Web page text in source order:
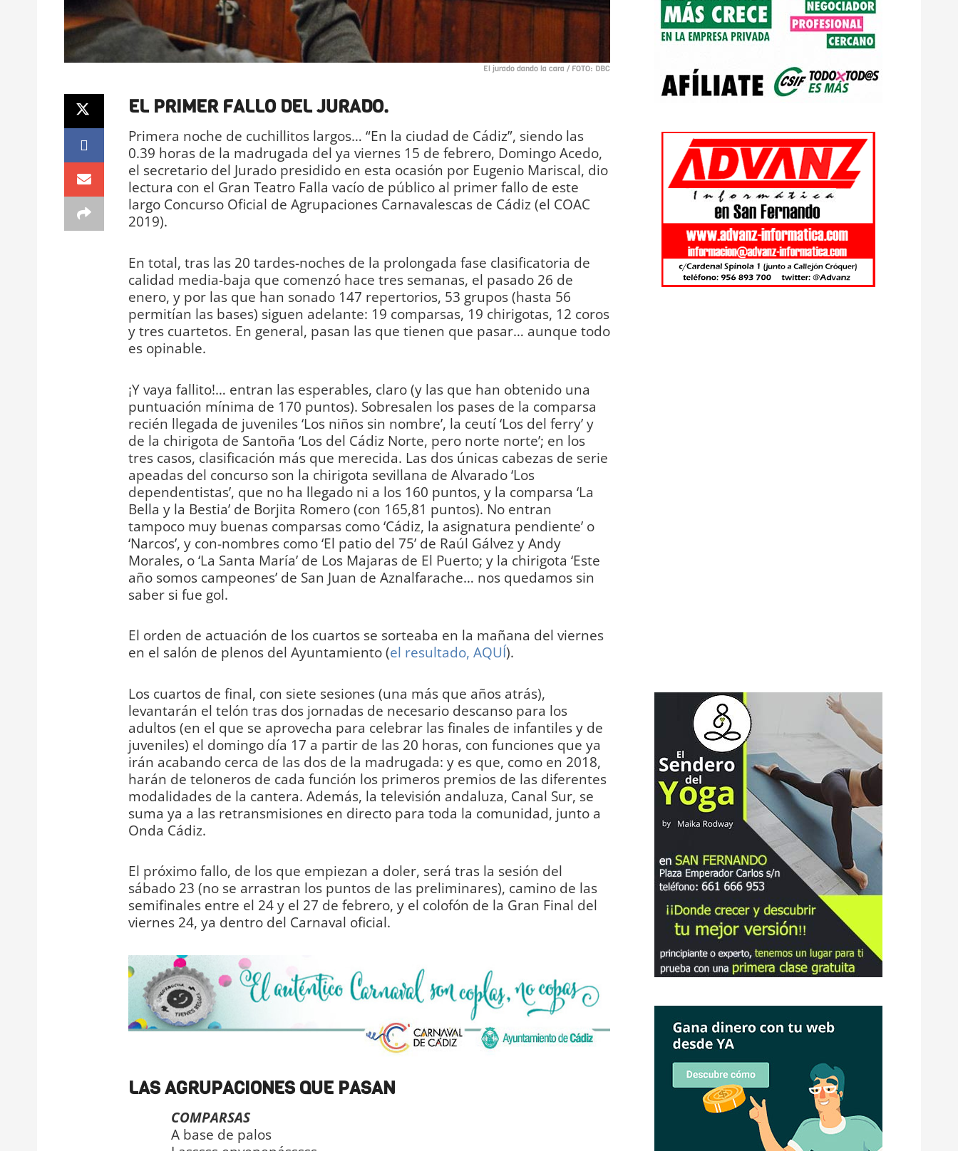
El jurado dando la cara / FOTO: DBC
EL PRIMER FALLO DEL JURADO.
Primera noche de cuchillitos largos… “En la ciudad de Cádiz”, siendo las
0.39 horas de la madrugada del ya viernes 15 de febrero, Domingo Acedo,
el secretario del Jurado presidido en esta ocasión por Eugenio Mariscal, dio
lectura con el Gran Teatro Falla vacío de público al primer fallo de este
largo Concurso Oficial de Agrupaciones Carnavalescas de Cádiz (el COAC
2019).
En total, tras las 20 tardes-noches de la prolongada fase clasificatoria de
calidad media-baja que comenzó hace tres semanas, el pasado 26 de
enero, y por las que han sonado 147 repertorios, 53 grupos (hasta 56
permitían las bases) siguen adelante: 19 comparsas, 19 chirigotas, 12 coros
y tres cuartetos. En general, pasan las que tienen que pasar… aunque todo
es opinable.
¡Y vaya fallito!… entran las esperables, claro (y las que han obtenido una
puntuación mínima de 170 puntos). Sobresalen los pases de la comparsa
recién llegada de juveniles ‘Los niños sin nombre’, la ceutí ‘Los del ferry’ y
de la chirigota de Santoña ‘Los del Cádiz Norte, pero norte norte’; en los
tres casos, clasificación más que merecida. Las dos únicas cabezas de serie
apeadas del concurso son la chirigota sevillana de Alvarado ‘Los
dependentistas’, que no ha llegado ni a los 160 puntos, y la comparsa ‘La
Bella y la Bestia’ de Borjita Romero (con 165,81 puntos). No entran
tampoco muy buenas comparsas como ‘Cádiz, la asignatura pendiente’ o
‘Narcos’, y con-nombres como ‘El patio del 75’ de Raúl Gálvez y Andy
Morales, o ‘La Santa María’ de Los Majaras de El Puerto; y la chirigota ‘Este
año somos campeones’ de San Juan de Aznalfarache… nos quedamos sin
saber si fue gol.
El orden de actuación de los cuartos se sorteaba en la mañana del viernes
en el salón de plenos del Ayuntamiento (el resultado, AQUÍ).
Los cuartos de final, con siete sesiones (una más que años atrás),
levantarán el telón tras dos jornadas de necesario descanso para los
adultos (en el que se aprovecha para celebrar las finales de infantiles y de
juveniles) el domingo día 17 a partir de las 20 horas, con funciones que ya
irán acabando cerca de las dos de la madrugada: y es que, como en 2018,
harán de teloneros de cada función los primeros premios de las diferentes
modalidades de la cantera. Además, la televisión andaluza, Canal Sur, se
suma ya a las retransmisiones en directo para toda la comunidad, junto a
Onda Cádiz.
El próximo fallo, de los que empiezan a doler, será tras la sesión del
sábado 23 (no se arrastran los puntos de las preliminares), camino de las
semifinales entre el 24 y el 27 de febrero, y el colofón de la Gran Final del
viernes 24, ya dentro del Carnaval oficial.
LAS AGRUPACIONES QUE PASAN
COMPARSAS
A base de palos